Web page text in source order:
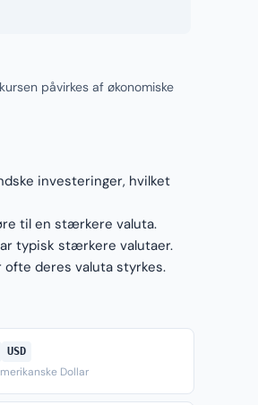
påvirkes af økonomiske
investeringer, hvilket
til en stærkere valuta.
typisk stærkere valutaer.
ofte deres valuta styrkes.
USD
Dollar